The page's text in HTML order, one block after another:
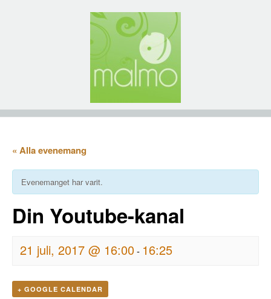
« Alla evenemang
Evenemanget har varit.
Din Youtube-kanal
21 juli, 2017 @ 16:00- 16:25
+ GOOGLE CALENDAR